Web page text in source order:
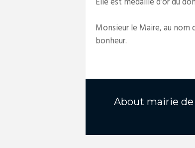
Monsieur le Maire, au
bonheur.
About mairie